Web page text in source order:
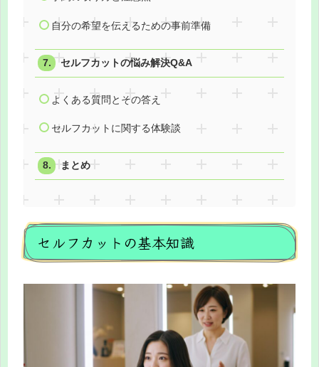
自分の希望を伝えるための事前準備
セルフカットの悩み解決Q&A
よくある質問とその答え
セルフカットに関する体験談
まとめ
セルフカットの基本知識